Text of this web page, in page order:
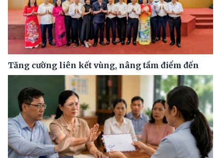
Tăng cường liên kết vùng, nâng tầm điểm đến